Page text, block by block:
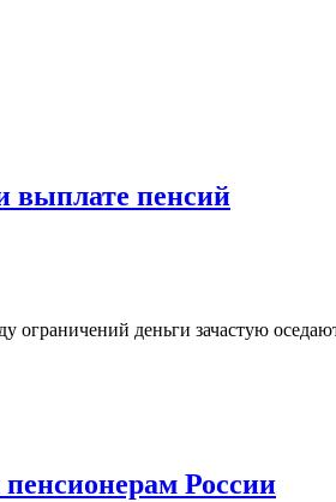
выплате пенсий
деньги зачастую
России